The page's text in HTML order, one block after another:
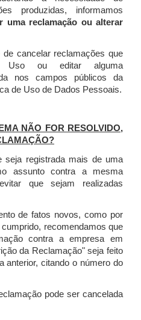
produzidas, informamos
uma reclamação ou alterar
cancelar reclamações que
ou editar alguma
nos campos públicos da
de Uso de Dados Pessoais.
NÃO FOR RESOLVIDO,
seja registrada mais de uma
assunto contra a mesma
que sejam realizadas
de fatos novos, como por
recomendamos que
contra a empresa em
da Reclamação" seja feito
anterior, citando o número do
pode ser cancelada